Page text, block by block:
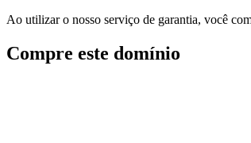
Ao utilizar o nosso serviço de garantia, você
Compre este domínio